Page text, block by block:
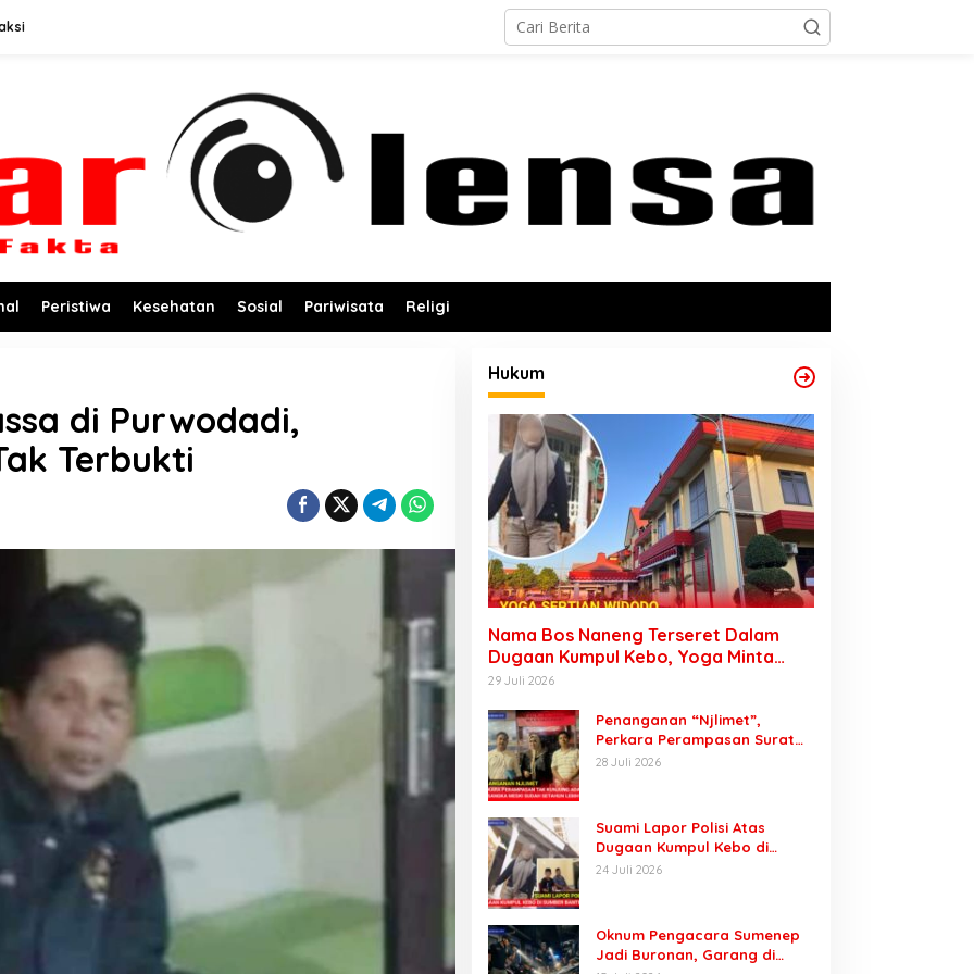
Peristiwa Kesehatan Sosial Pariwisata Religi
di Purwodadi,
Terbukti
Hukum
Nama Bos Naneng Terseret Dalam
Dugaan Kumpul Kebo, Yoga Minta
Orang Tuanya Juga Dipanggil Polisi
29 Juli 2026
Penanganan “Njlimet”,
Perkara Perampasan Surat
Mobil Tak Kunjung Tersangka
28 Juli 2026
Suami Lapor Polisi Atas
Dugaan Kumpul Kebo di
Sumber Banteng Kejayan,
24 Juli 2026
Oknum Pengacara Sumenep
Jadi Buronan, Garang di